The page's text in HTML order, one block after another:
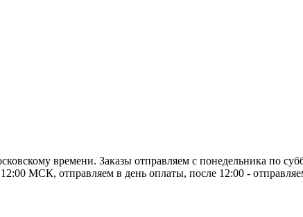
времени. Заказы отправляем с понедельника по
МСК, отправляем в день оплаты, после 12:00 -